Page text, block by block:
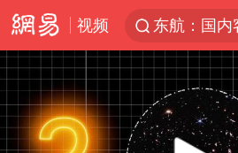
视频
台风白海豚
向鹏0-3不